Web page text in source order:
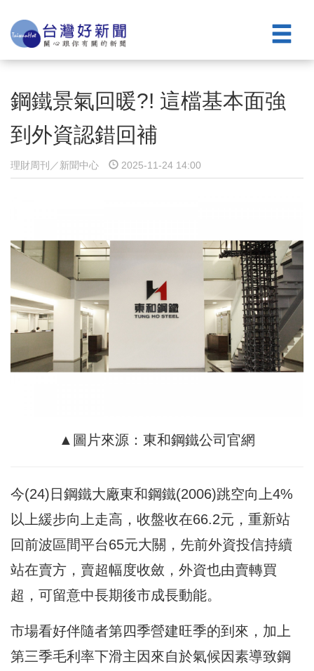
鋼鐵景氣回暖?! 這檔基本面強
到外資認錯回補
理財周刊／新聞中心 2025-11-24 14:00
▲圖片來源：東和鋼鐵公司官網
今(24)日鋼鐵大廠東和鋼鐵(2006)跳空向上4%
以上緩步向上走高，收盤收在66.2元，重新站
回前波區間平台65元大關，先前外資投信持續
站在賣方，賣超幅度收斂，外資也由賣轉買
超，可留意中長期後市成長動能。
市場看好伴隨者第四季營建旺季的到來，加上
第三季毛利率下滑主因來自於氣候因素導致鋼